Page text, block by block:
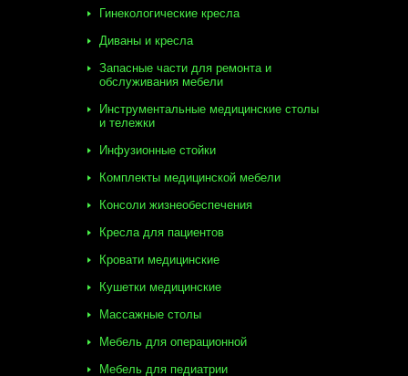
Гинекологические кресла
Диваны и кресла
Запасные части для ремонта и
обслуживания мебели
Инструментальные медицинские столы
и тележки
Инфузионные стойки
Комплекты медицинской мебели
Консоли жизнеобеспечения
Кресла для пациентов
Кровати медицинские
Кушетки медицинские
Массажные столы
Мебель для операционной
Мебель для педиатрии